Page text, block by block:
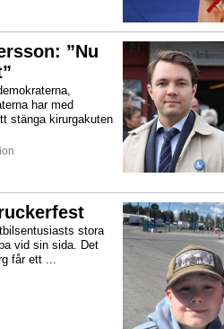
”Nu
har med
stänga kirurgakuten
stora
vid sin sida. Det
får ett ...